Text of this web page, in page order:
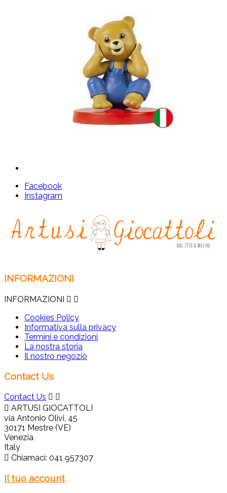
Facebook
Instagram
INFORMAZIONI
INFORMAZIONI  
Cookies Policy
Informativa sulla privacy
Termini e condizioni
La nostra storia
Il nostro negozio
Contact Us
Contact Us  
 ARTUSI GIOCATTOLI
via Antonio Olivi, 45
30171 Mestre (VE)
Venezia
Italy
 Chiamaci: 041 957307
Il tuo account